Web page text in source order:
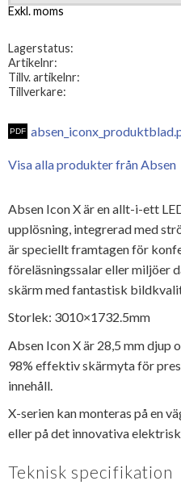
Lagerstatus
Artikelnr
Tillv. artikelnr
Tillverkare
Visa alla produkter från Absen
Absen Icon X är en allt-i-ett
upplösning, integrerad med
är speciellt framtagen för
föreläsningssalar eller miljöer
skärm med fantastisk
Storlek: 3010×1732.5mm
Absen Icon X är 28,5 mm djup
98% effektiv skärmyta för
innehåll.
X-serien kan monteras på en
eller på det innovativa
Teknisk specifikation